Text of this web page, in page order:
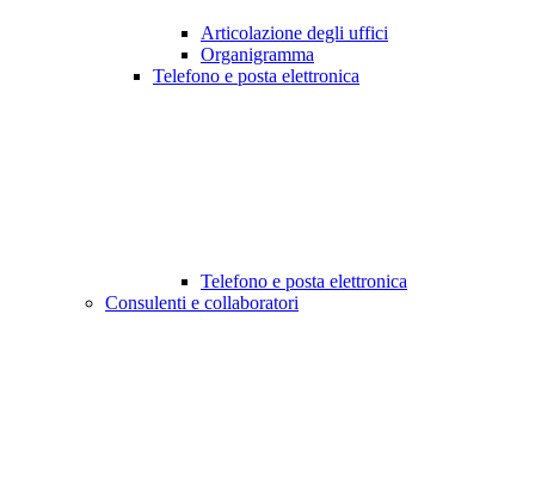
Articolazione degli uffici
Organigramma
Telefono e posta elettronica
Telefono e posta elettronica
Consulenti e collaboratori